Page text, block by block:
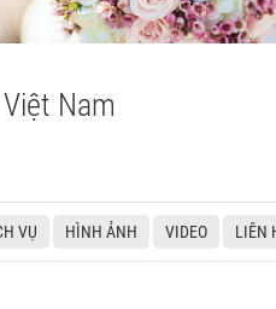
Nam
VỤ HÌNH ẢNH VIDEO LIÊN